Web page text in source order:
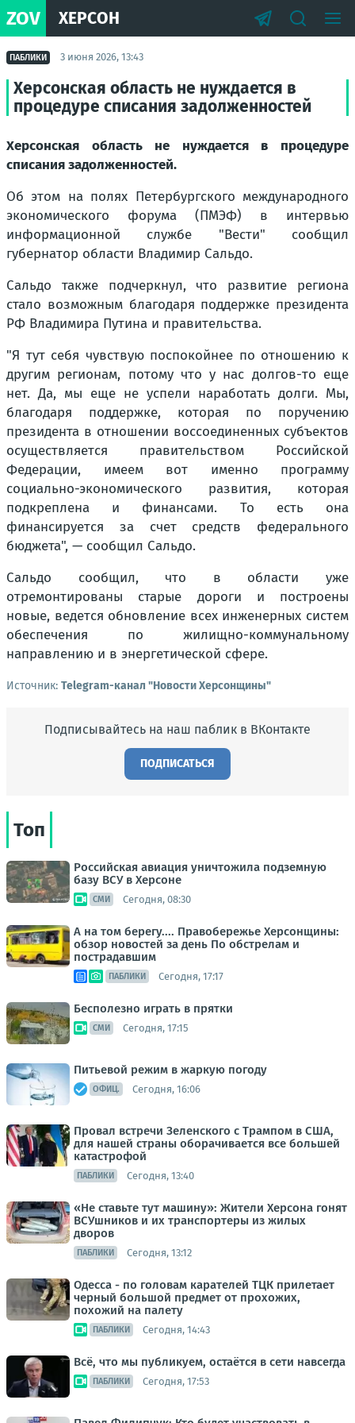
ZOV ХЕРСОН
ПАБЛИКИ 3 июня 2026, 13:43
Херсонская область не нуждается в
процедуре списания задолженностей
Херсонская область не нуждается в процедуре
списания задолженностей.
Об этом на полях Петербургского международного
экономического форума (ПМЭФ) в интервью
информационной службе "Вести" сообщил
губернатор области Владимир Сальдо.
Сальдо также подчеркнул, что развитие региона
стало возможным благодаря поддержке президента
РФ Владимира Путина и правительства.
"Я тут себя чувствую поспокойнее по отношению к
другим регионам, потому что у нас долгов-то еще
нет. Да, мы еще не успели наработать долги. Мы,
благодаря поддержке, которая по поручению
президента в отношении воссоединенных субъектов
осуществляется правительством Российской
Федерации, имеем вот именно программу
социально-экономического развития, которая
подкреплена и финансами. То есть она
финансируется за счет средств федерального
бюджета", — сообщил Сальдо.
Сальдо сообщил, что в области уже
отремонтированы старые дороги и построены
новые, ведется обновление всех инженерных систем
обеспечения по жилищно-коммунальному
направлению и в энергетической сфере.
Источник: Telegram-канал "Новости Херсонщины"
Подписывайтесь на наш паблик в ВКонтакте
ПОДПИСАТЬСЯ
Топ
Российская авиация уничтожила подземную
базу ВСУ в Херсоне
СМИ Сегодня, 08:30
А на том берегу.... Правобережье Херсонщины:
обзор новостей за день По обстрелам и
пострадавшим
ПАБЛИКИ Сегодня, 17:17
Бесполезно играть в прятки
СМИ Сегодня, 17:15
Питьевой режим в жаркую погоду
ОФИЦ. Сегодня, 16:06
Провал встречи Зеленского с Трампом в США,
для нашей страны оборачивается все большей
катастрофой
ПАБЛИКИ Сегодня, 13:40
«Не ставьте тут машину»: Жители Херсона гонят
ВСУшников и их транспортеры из жилых
дворов
ПАБЛИКИ Сегодня, 13:12
Одесса - по головам карателей ТЦК прилетает
черный большой предмет от прохожих,
похожий на палету
ПАБЛИКИ Сегодня, 14:43
Всё, что мы публикуем, остаётся в сети навсегда
ПАБЛИКИ Сегодня, 17:53